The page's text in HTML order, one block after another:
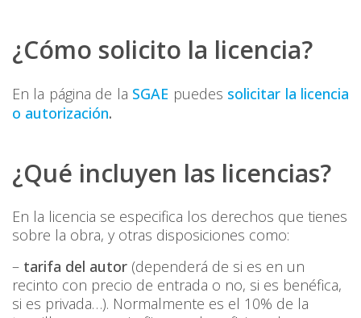
¿Cómo solicito la licencia?
En la página de la SGAE puedes solicitar la licencia
o autorización.
¿Qué incluyen las licencias?
En la licencia se especifica los derechos que tienes
sobre la obra, y otras disposiciones como:
– tarifa del autor (dependerá de si es en un
recinto con precio de entrada o no, si es benéfica,
si es privada…). Normalmente es el 10% de la